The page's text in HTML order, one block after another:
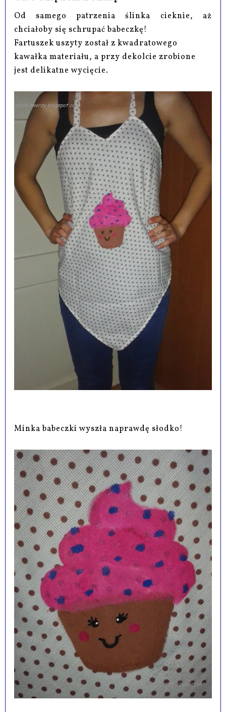
Od samego patrzenia ślinka cieknie, aż
chciałoby się schrupać babeczkę!
Fartuszek uszyty został z kwadratowego
kawałka materiału, a przy dekolcie zrobione
jest delikatne wycięcie.
Minka babeczki wyszła naprawdę słodko!